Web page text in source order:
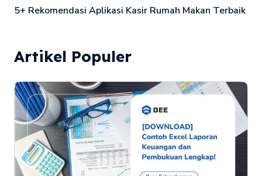
5+ Rekomendasi Aplikasi Kasir Rumah Makan Terbaik
Artikel Populer